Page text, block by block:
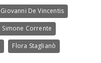
Giovanni De Vincentis
Simone Corrente
Flora Staglianò